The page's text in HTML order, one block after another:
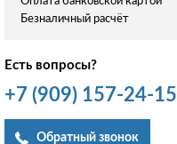
Безналичный расчёт
Есть вопросы?
+7 (909) 157-24-15
Обратный звонок